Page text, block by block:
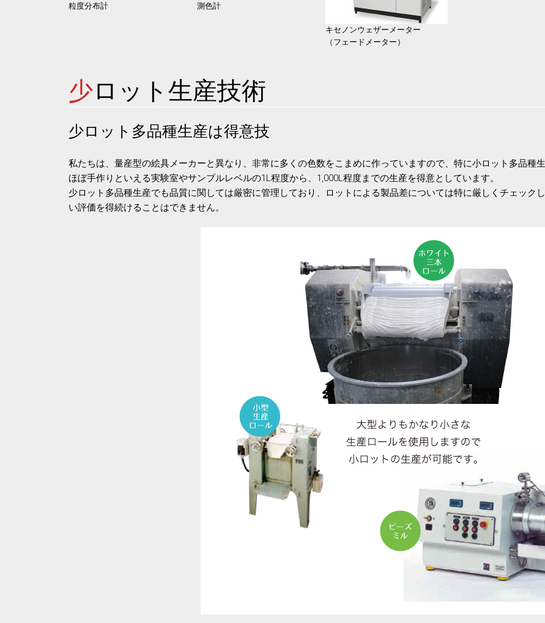
粒度分布計 測色計
キセノンウェザーメーター
（フェードメーター）
少ロット生産技術
少ロット多品種生産は得意技
私たちは、量産型の絵具メーカーと異なり、非常に多くの色数をこまめに作っていますので、特に小ロット多品種生
ほぼ手作りといえる実験室やサンプルレベルの1L程度から、1,000L程度までの生産を得意としています。
少ロット多品種生産でも品質に関しては厳密に管理しており、ロットによる製品差については特に厳しくチェック
い評価を得続けることはできません。